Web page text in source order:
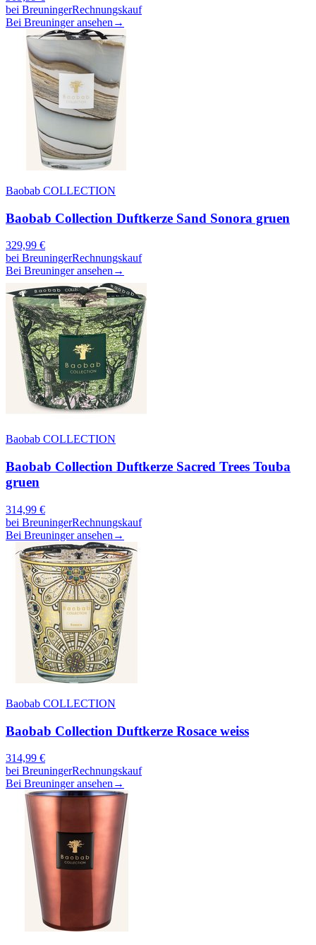
bei BreuningerRechnungskauf
Bei Breuninger ansehen →
Baobab COLLECTION
Baobab Collection Duftkerze Sand Sonora gruen
329,99 €
bei BreuningerRechnungskauf
Bei Breuninger ansehen →
Baobab COLLECTION
Baobab Collection Duftkerze Sacred Trees Touba
gruen
314,99 €
bei BreuningerRechnungskauf
Bei Breuninger ansehen →
Baobab COLLECTION
Baobab Collection Duftkerze Rosace weiss
314,99 €
bei BreuningerRechnungskauf
Bei Breuninger ansehen →